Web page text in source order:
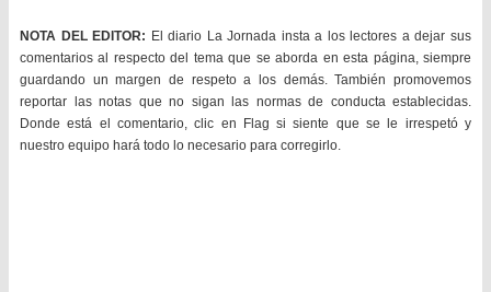
NOTA DEL EDITOR: El diario La Jornada insta a los lectores a dejar sus
comentarios al respecto del tema que se aborda en esta página, siempre
guardando un margen de respeto a los demás. También promovemos
reportar las notas que no sigan las normas de conducta establecidas.
Donde está el comentario, clic en Flag si siente que se le irrespetó y
nuestro equipo hará todo lo necesario para corregirlo.